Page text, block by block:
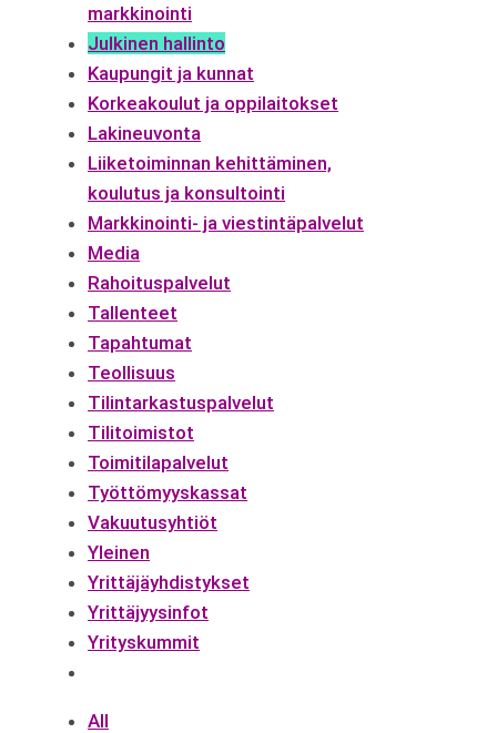
markkinointi
Julkinen hallinto
Kaupungit ja kunnat
Korkeakoulut ja oppilaitokset
Lakineuvonta
Liiketoiminnan kehittäminen,
koulutus ja konsultointi
Markkinointi- ja viestintäpalvelut
Media
Rahoituspalvelut
Tallenteet
Tapahtumat
Teollisuus
Tilintarkastuspalvelut
Tilitoimistot
Toimitilapalvelut
Työttömyyskassat
Vakuutusyhtiöt
Yleinen
Yrittäjäyhdistykset
Yrittäjyysinfot
Yrityskummit
All